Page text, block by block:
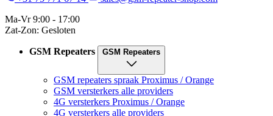
Ma-Vr 9:00 - 17:00
Zat-Zon: Gesloten
GSM Repeaters GSM Repeaters
GSM repeaters spraak Proximus / Orange
GSM versterkers alle providers
4G versterkers Proximus / Orange
4G versterkers alle providers